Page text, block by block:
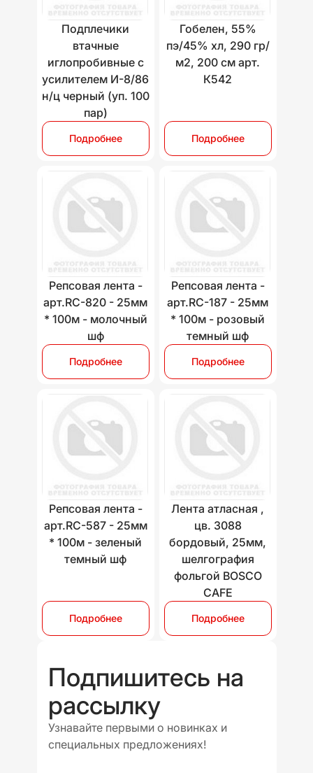
Подплечики
втачные
иглопробивные с
усилителем И-8/86
н/ц черный (уп. 100
пар)
Подробнее
Гобелен, 55%
пэ/45% хл, 290 гр/
м2, 200 см арт.
К542
Подробнее
Репсовая лента -
арт.RC-820 - 25мм
* 100м - молочный
шф
Подробнее
Репсовая лента -
арт.RC-187 - 25мм
* 100м - розовый
темный шф
Подробнее
Репсовая лента -
арт.RC-587 - 25мм
* 100м - зеленый
темный шф
Подробнее
Лента атласная ,
цв. 3088
бордовый, 25мм,
шелгография
фольгой BOSCO
CAFE
Подробнее
Подпишитесь на
рассылку
Узнавайте первыми о новинках и
специальных предложениях!